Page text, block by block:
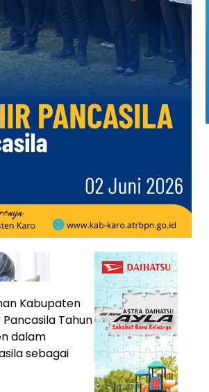
Kabupaten
Tahun
dalam
sebagai